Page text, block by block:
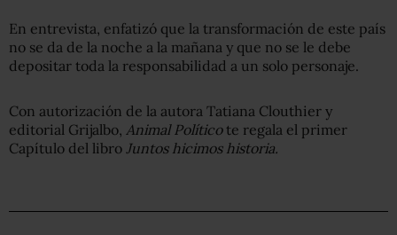
En entrevista, enfatizó que la transformación de este país
no se da de la noche a la mañana y que no se le debe
depositar toda la responsabilidad a un solo personaje.
Con autorización de la autora Tatiana Clouthier y
editorial Grijalbo, Animal Políticote regala el primer
Capítulo del libro Juntos hicimos historia.